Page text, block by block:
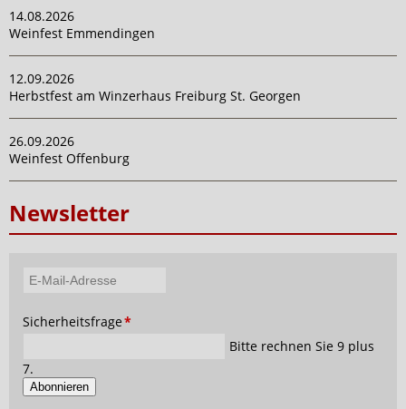
14.08.2026
Weinfest Emmendingen
12.09.2026
Herbstfest am Winzerhaus Freiburg St. Georgen
26.09.2026
Weinfest Offenburg
Newsletter
Adresse
Pflichtfeld
Sicherheitsfrage*
Bitte rechnen Sie 9 plus
7.
Abonnieren